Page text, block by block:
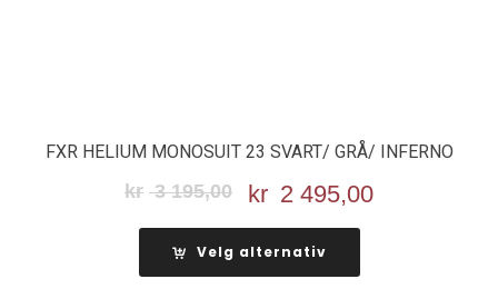
FXR HELIUM MONOSUIT 23 SVART/ GRÅ/ INFERNO
kr 3 195,00
Opprinnelig
pris
var:
kr 3
kr 2 495,00Nåværende
Velg alternativ